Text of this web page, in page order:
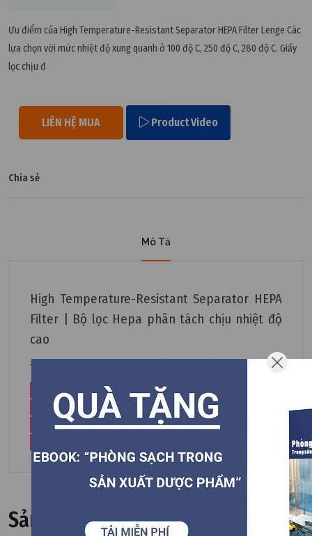
Ưu điểm của High Temperature-Resistant Separator HEPA Filter Lenge Các
lựa chọn với mức nhiệt độ xung quanh ở 100 độ C, 250 độ C, 280 độ C. Giấy
lọc chịu đ
LIÊN HỆ MUA Product Video
Chia sẻ
Mô Tả
High Temperature-Resistant Separator HEPA
Filter | Bộ lọc Hepa phân tách chịu nhiệt độ
cao
Đặt hàng qua điện thoại ( 8h - 18h )
0901239008
0901237008
0904447008
Sản phẩm liên quan